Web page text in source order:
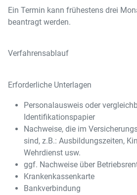
Ein Termin kann frühestens drei
beantragt werden.
Verfahrensablauf
Erforderliche Unterlagen
Personalausweis oder
Identifikationspapier
Nachweise, die im
sind, z.B.: Ausbildungszeiten,
Wehrdienst usw.
ggf. Nachweise über
Krankenkassenkarte
Bankverbindung